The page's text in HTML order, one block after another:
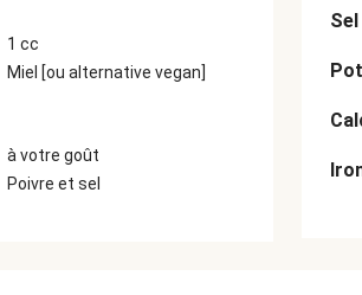
1 cc
Miel [ou alternative vegan]
à votre goût
Poivre et sel
Sel